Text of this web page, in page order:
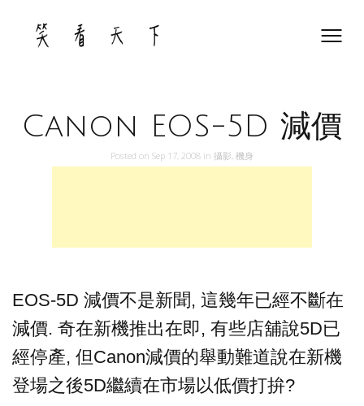
content
Canon EOS-5D 減價
Posted on Sep 17, 2008 in 攝影, 機身
EOS-5D 減價不是新聞, 這幾年已經不斷在
減價. 奇在新機推出在即, 有些店舖說5D已
經停產, 但Canon減價的舉動難道說在新機
登場之後5D繼續在市場以低價打拚?